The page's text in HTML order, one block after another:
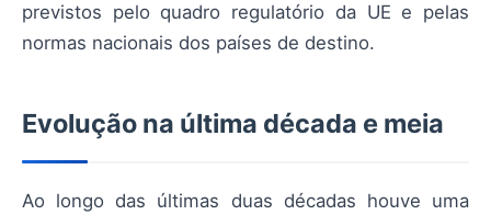
previstos pelo quadro regulatório da UE e pelas
normas nacionais dos países de destino.
Evolução na última década e meia
Ao longo das últimas duas décadas houve uma